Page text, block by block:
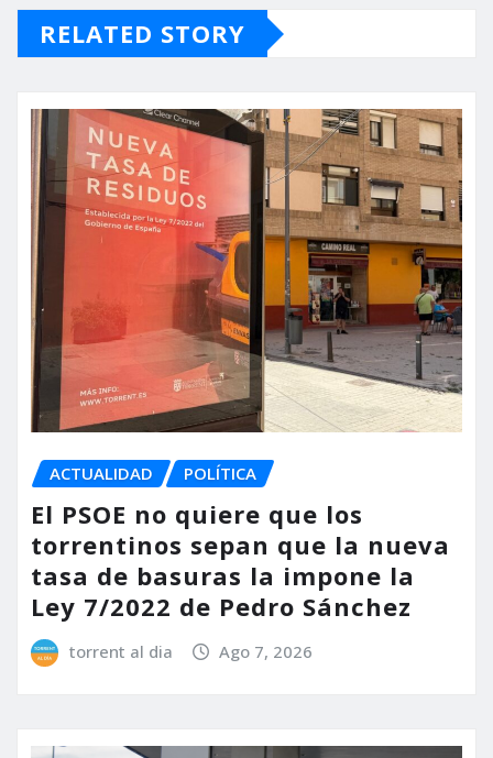
RELATED STORY
ACTUALIDAD POLÍTICA
El PSOE no quiere que los
torrentinos sepan que la nueva
tasa de basuras la impone la
Ley 7/2022 de Pedro Sánchez
torrent al dia Ago 7, 2026